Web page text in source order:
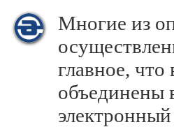
Многие из
главное,
объединены